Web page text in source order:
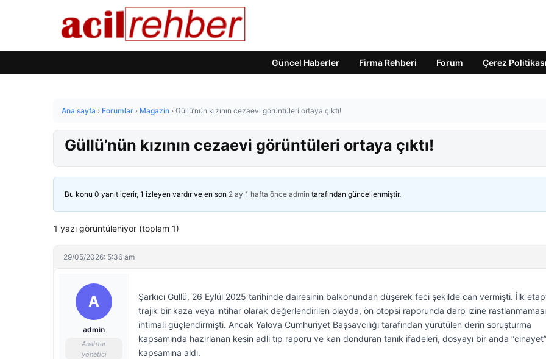
Güncel Haberler Firma Rehberi Forum Çerez Politikası
Ana sayfa › Forumlar › Magazin › Güllü’nün kızının cezaevi görüntüleri ortaya çıktı!
Güllü’nün kızının cezaevi görüntüleri ortaya çıktı!
Bu konu 0 yanıt içerir, 1 izleyen vardır ve en son 2 ay 1 hafta önce admin tarafından güncellenmiştir.
1 yazı görüntüleniyor (toplam 1)
29/05/2026: 5:36 am
A
admin
Anahtar
yönetici
Şarkıcı Güllü, 26 Eylül 2025 tarihinde dairesinin balkonundan düşerek feci şekilde can vermişti. İlk
trajik bir kaza veya intihar olarak değerlendirilen olayda, ön otopsi raporunda darp izine
ihtimali güçlendirmişti. Ancak Yalova Cumhuriyet Başsavcılığı tarafından yürütülen derin soruşturma
kapsamında hazırlanan kesin adli tıp raporu ve kan donduran tanık ifadeleri, dosyayı bir anda “cinayet”
kapsamına aldı.